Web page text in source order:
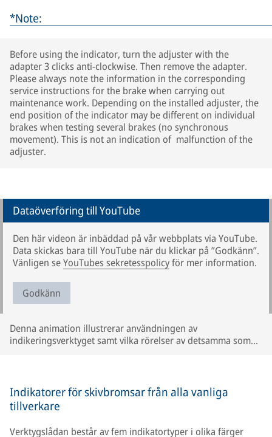
*Note:
Before using the indicator, turn the adjuster with the
adapter 3 clicks anti-clockwise. Then remove the adapter.
Please always note the information in the corresponding
service instructions for the brake when carrying out
maintenance work. Depending on the installed adjuster, the
end position of the indicator may be different on individual
brakes when testing several brakes (no synchronous
movement). This is not an indication of malfunction of the
adjuster.
Dataöverföring till YouTube
Den här videon är inbäddad på vår webbplats via YouTube.
Data skickas bara till YouTube när du klickar på ”Godkänn”.
Vänligen seYouTubes sekretesspolicyför mer information.
Godkänn
Denna animation illustrerar användningen av
indikeringsverktyget samt vilka rörelser av detsamma som
anvisningarna från respektive fordons- och axeltillverkare.
Indikatorer för skivbromsar från alla vanliga
tillverkare
Verktygslådan består av fem indikatortyper i olika färger